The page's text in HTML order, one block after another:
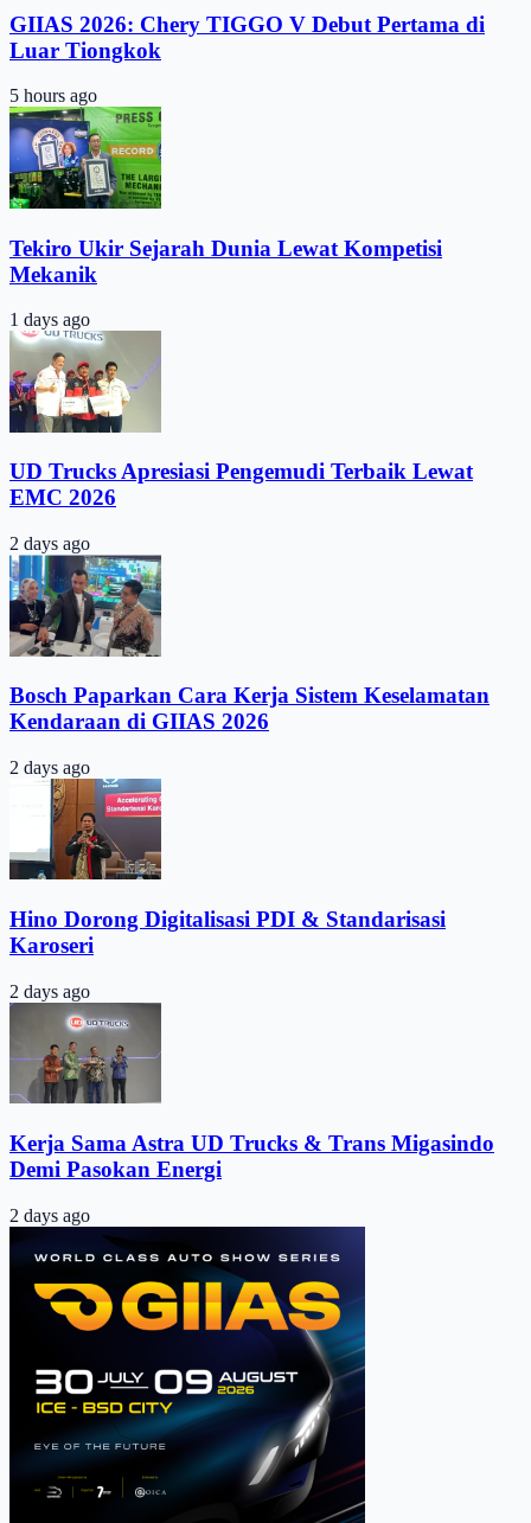
GIIAS 2026: Chery TIGGO V Debut Pertama di
Luar Tiongkok
5 hours ago
Tekiro Ukir Sejarah Dunia Lewat Kompetisi
Mekanik
1 days ago
UD Trucks Apresiasi Pengemudi Terbaik Lewat
EMC 2026
2 days ago
Bosch Paparkan Cara Kerja Sistem Keselamatan
Kendaraan di GIIAS 2026
2 days ago
Hino Dorong Digitalisasi PDI & Standarisasi
Karoseri
2 days ago
Kerja Sama Astra UD Trucks & Trans Migasindo
Demi Pasokan Energi
2 days ago